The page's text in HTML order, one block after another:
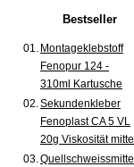
Bestseller
01. Montageklebstoff
Fenopur 124 -
310ml Kartusche
02.Sekundenkleber
Fenoplast CA 5 VL
20g Viskosität mittel
03.Quellschweissmittel